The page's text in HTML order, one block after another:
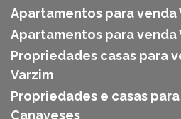
Apartamentos para venda
Apartamentos para venda
Propriedades casas para
Varzim
Propriedades e casas para
Canaveses